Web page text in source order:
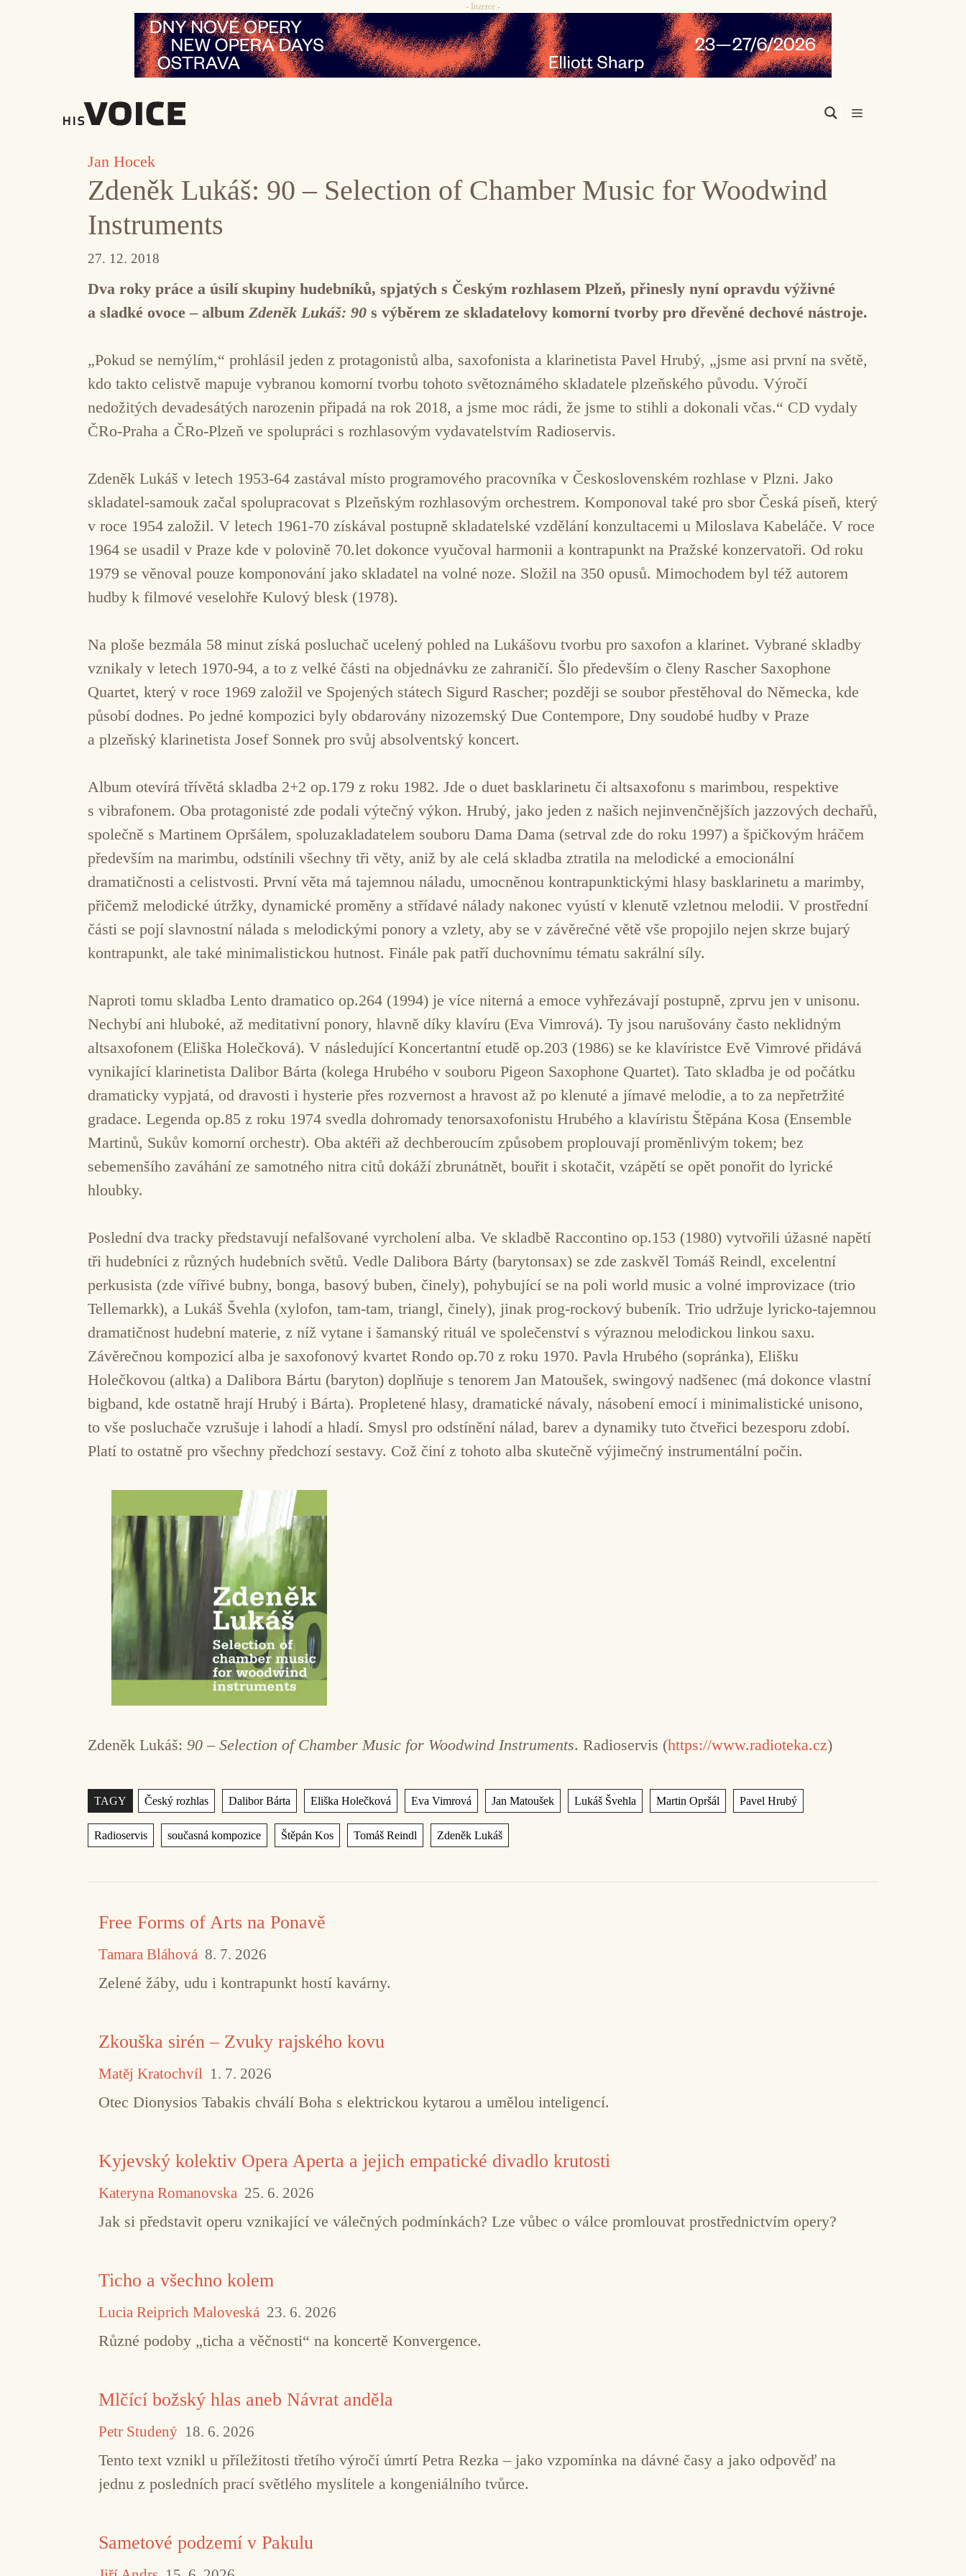
- Inzerce -
Jan Hocek
Zdeněk Lukáš: 90 – Selection of Chamber Music for Woodwind
Instruments
27. 12. 2018
Dva roky práce a úsilí skupiny hudebníků, spjatých s Českým rozhlasem Plzeň, přinesly nyní opravdu výživné
a sladké ovoce – album Zdeněk Lukáš: 90 s výběrem ze skladatelovy komorní tvorby pro dřevěné dechové nástroje.
„Pokud se nemýlím,“ prohlásil jeden z protagonistů alba, saxofonista a klarinetista Pavel Hrubý, „jsme asi první na světě,
kdo takto celistvě mapuje vybranou komorní tvorbu tohoto světoznámého skladatele plzeňského původu. Výročí
nedožitých devadesátých narozenin připadá na rok 2018, a jsme moc rádi, že jsme to stihli a dokonali včas.“ CD vydaly
ČRo-Praha a ČRo-Plzeň ve spolupráci s rozhlasovým vydavatelstvím Radioservis.
Zdeněk Lukáš v letech 1953-64 zastával místo programového pracovníka v Československém rozhlase v Plzni. Jako
skladatel-samouk začal spolupracovat s Plzeňským rozhlasovým orchestrem. Komponoval také pro sbor Česká píseň, který
v roce 1954 založil. V letech 1961-70 získával postupně skladatelské vzdělání konzultacemi u Miloslava Kabeláče. V roce
1964 se usadil v Praze kde v polovině 70.let dokonce vyučoval harmonii a kontrapunkt na Pražské konzervatoři. Od roku
1979 se věnoval pouze komponování jako skladatel na volné noze. Složil na 350 opusů. Mimochodem byl též autorem
hudby k filmové veselohře Kulový blesk (1978).
Na ploše bezmála 58 minut získá posluchač ucelený pohled na Lukášovu tvorbu pro saxofon a klarinet. Vybrané skladby
vznikaly v letech 1970-94, a to z velké části na objednávku ze zahraničí. Šlo především o členy Rascher Saxophone
Quartet, který v roce 1969 založil ve Spojených státech Sigurd Rascher; později se soubor přestěhoval do Německa, kde
působí dodnes. Po jedné kompozici byly obdarovány nizozemský Due Contempore, Dny soudobé hudby v Praze
a plzeňský klarinetista Josef Sonnek pro svůj absolventský koncert.
Album otevírá třívětá skladba 2+2 op.179 z roku 1982. Jde o duet basklarinetu či altsaxofonu s marimbou, respektive
s vibrafonem. Oba protagonisté zde podali výtečný výkon. Hrubý, jako jeden z našich nejinvenčnějších jazzových dechařů,
společně s Martinem Opršálem, spoluzakladatelem souboru Dama Dama (setrval zde do roku 1997) a špičkovým hráčem
především na marimbu, odstínili všechny tři věty, aniž by ale celá skladba ztratila na melodické a emocionální
dramatičnosti a celistvosti. První věta má tajemnou náladu, umocněnou kontrapunktickými hlasy basklarinetu a marimby,
přičemž melodické útržky, dynamické proměny a střídavé nálady nakonec vyústí v klenutě vzletnou melodii. V prostřední
části se pojí slavnostní nálada s melodickými ponory a vzlety, aby se v závěrečné větě vše propojilo nejen skrze bujarý
kontrapunkt, ale také minimalistickou hutnost. Finále pak patří duchovnímu tématu sakrální síly.
Naproti tomu skladba Lento dramatico op.264 (1994) je více niterná a emoce vyhřezávají postupně, zprvu jen v unisonu.
Nechybí ani hluboké, až meditativní ponory, hlavně díky klavíru (Eva Vimrová). Ty jsou narušovány často neklidným
altsaxofonem (Eliška Holečková). V následující Koncertantní etudě op.203 (1986) se ke klavíristce Evě Vimrové přidává
vynikající klarinetista Dalibor Bárta (kolega Hrubého v souboru Pigeon Saxophone Quartet). Tato skladba je od počátku
dramaticky vypjatá, od dravosti i hysterie přes rozvernost a hravost až po klenuté a jímavé melodie, a to za nepřetržité
gradace. Legenda op.85 z roku 1974 svedla dohromady tenorsaxofonistu Hrubého a klavíristu Štěpána Kosa (Ensemble
Martinů, Sukův komorní orchestr). Oba aktéři až dechberoucím způsobem proplouvají proměnlivým tokem; bez
sebemenšího zaváhání ze samotného nitra citů dokáží zbrunátnět, bouřit i skotačit, vzápětí se opět ponořit do lyrické
hloubky.
Poslední dva tracky představují nefalšované vyrcholení alba. Ve skladbě Raccontino op.153 (1980) vytvořili úžasné napětí
tři hudebníci z různých hudebních světů. Vedle Dalibora Bárty (barytonsax) se zde zaskvěl Tomáš Reindl, excelentní
perkusista (zde vířivé bubny, bonga, basový buben, činely), pohybující se na poli world music a volné improvizace (trio
Tellemarkk), a Lukáš Švehla (xylofon, tam-tam, triangl, činely), jinak prog-rockový bubeník. Trio udržuje lyricko-tajemnou
dramatičnost hudební materie, z níž vytane i šamanský rituál ve společenství s výraznou melodickou linkou saxu.
Závěrečnou kompozicí alba je saxofonový kvartet Rondo op.70 z roku 1970. Pavla Hrubého (sopránka), Elišku
Holečkovou (altka) a Dalibora Bártu (baryton) doplňuje s tenorem Jan Matoušek, swingový nadšenec (má dokonce vlastní
bigband, kde ostatně hrají Hrubý i Bárta). Propletené hlasy, dramatické návaly, násobení emocí i minimalistické unisono,
to vše posluchače vzrušuje i lahodí a hladí. Smysl pro odstínění nálad, barev a dynamiky tuto čtveřici bezesporu zdobí.
Platí to ostatně pro všechny předchozí sestavy. Což činí z tohoto alba skutečně výjimečný instrumentální počin.
Zdeněk Lukáš: 90 – Selection of Chamber Music for Woodwind Instruments. Radioservis (https://www.radioteka.cz)
TAGY
Štítky
Český rozhlas Dalibor Bárta Eliška Holečková Eva Vimrová Jan Matoušek Lukáš Švehla Martin Opršál Pavel Hrubý
Radioservis současná kompozice Štěpán Kos Tomáš Reindl Zdeněk Lukáš
Free Forms of Arts na Ponavě
Tamara Bláhová 8. 7. 2026
Zelené žáby, udu i kontrapunkt hostí kavárny.
Zkouška sirén – Zvuky rajského kovu
Matěj Kratochvíl 1. 7. 2026
Otec Dionysios Tabakis chválí Boha s elektrickou kytarou a umělou inteligencí.
Kyjevský kolektiv Opera Aperta a jejich empatické divadlo krutosti
Kateryna Romanovska 25. 6. 2026
Jak si představit operu vznikající ve válečných podmínkách? Lze vůbec o válce promlouvat prostřednictvím opery?
Ticho a všechno kolem
Lucia Reiprich Maloveská 23. 6. 2026
Různé podoby „ticha a věčnosti“ na koncertě Konvergence.
Mlčící božský hlas aneb Návrat anděla
Petr Studený 18. 6. 2026
Tento text vznikl u příležitosti třetího výročí úmrtí Petra Rezka – jako vzpomínka na dávné časy a jako odpověď na
jednu z posledních prací světlého myslitele a kongeniálního tvůrce.
Sametové podzemí v Pakulu